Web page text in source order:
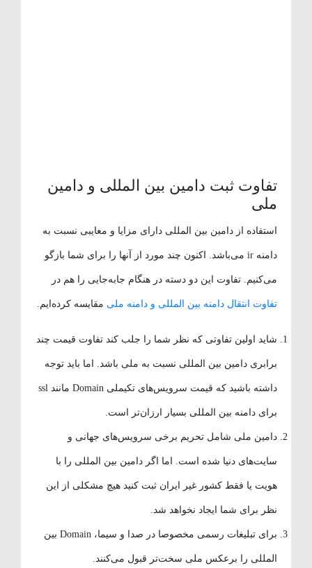
تفاوت ثبت دامین بین المللی و دامین
ملی
استفاده از دامین بین المللی دارای مزایا و معایبی نسبت به
دامنه ir می‌باشد. اکنون چند مورد از آنها را برای شما بازگو
می‌کنیم. تفاوت این دو دسته در هنگام جابه‌جایی را هم در
تفاوت انتقال دامنه بین المللی و دامنه ملیمقایسه کرده‌ایم.
شاید اولین تفاوتی که نظر شما را جلب کند تفاوت قیمت چند
برابری دامین بین المللی نسبت به ملی باشد. اما باید توجه
داشته باشید که قیمت سرویس‌های تکیملی Domain مانند ssl
برای دامنه بین المللی بسیار ارزان‌تر است.
دامین ملی شامل تحریم برخی سرویس‌های جهانی و
سایت‌های دنیا شده است. اما اگر دامین بین المللی را با
هویت یا فقط کشور غیر ایران ثبت کنید هیچ مشکلی از این
نظر برای شما ایجاد نخواهد شد.
برای تبلیغات رسمی مخصوصا در صدا و سیما، Domain بین
المللی را برعکس ملی سخت‌تر قبول می‌کنند.